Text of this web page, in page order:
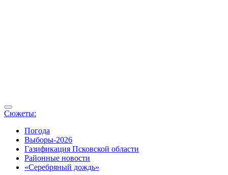
Сюжеты:
Погода
Выборы-2026
Газификация Псковской области
Районные новости
«Серебряный дождь»